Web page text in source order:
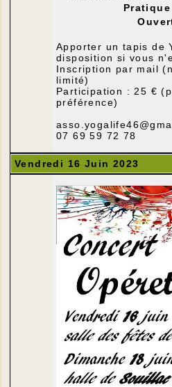
Apporter un tapis de
disposition si vous
Inscription par mail
limité)
Participation : 25 €
préférence)
07 69 59 72 78
Vendredi 16 Juin 2023